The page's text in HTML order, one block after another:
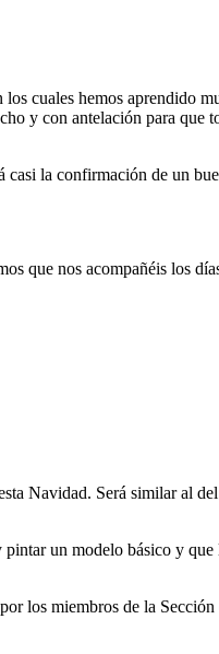
cuales hemos aprendido
y con antelación para
la confirmación de un
que nos acompañéis los
Navidad. Será similar al
pintar un modelo básico y
los miembros de la